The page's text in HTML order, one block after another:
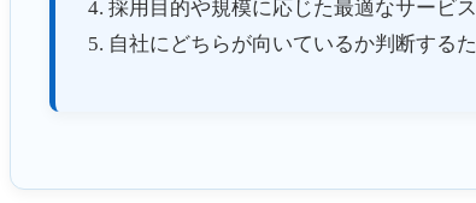
採用目的や規模に応じた最適なサービ
自社にどちらが向いているか判断する